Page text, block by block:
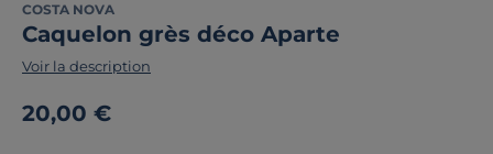
COSTA NOVA
Caquelon grès déco Aparte
Voir la description
20,00 €